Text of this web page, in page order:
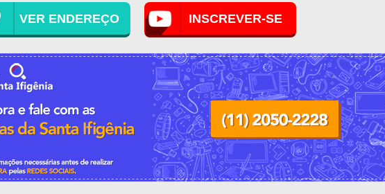
VER ENDEREÇO INSCREVER-SE